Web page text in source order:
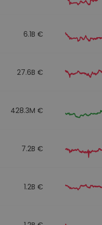
6.1B €
27.6B €
428.3M €
7.2B €
1.2B €